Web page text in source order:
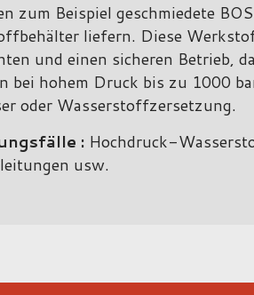
zum Beispiel geschmiedete
liefern. Diese
und einen sicheren Betrieb,
bei hohem Druck bis zu 1000
oder Wasserstoffzersetzung.
: Hochdruck-
usw.